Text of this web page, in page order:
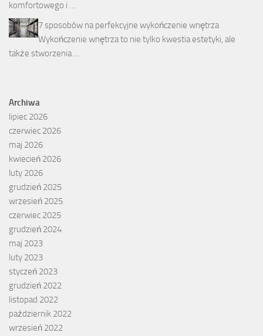
komfortowego i …
7 sposobów na perfekcyjne wykończenie wnętrza
Wykończenie wnętrza to nie tylko kwestia estetyki, ale
także stworzenia …
Archiwa
lipiec 2026
czerwiec 2026
maj 2026
kwiecień 2026
luty 2026
grudzień 2025
wrzesień 2025
czerwiec 2025
grudzień 2024
maj 2023
luty 2023
styczeń 2023
grudzień 2022
listopad 2022
październik 2022
wrzesień 2022